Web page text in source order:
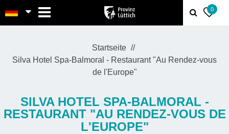
0
Startseite
Silva Hotel Spa-Balmoral - Restaurant "Au Rendez-vous
de l'Europe"
SILVA HOTEL SPA-BALMORAL -
RESTAURANT "AU RENDEZ-VOUS DE
L'EUROPE"